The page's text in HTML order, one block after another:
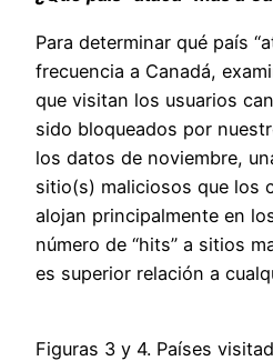
Para determinar qué país
frecuencia a Canadá,
que visitan los usuarios
sido bloqueados por
los datos de noviembre,
sitio(s) maliciosos que los
alojan principalmente en
número de “hits” a sitios
es superior relación a
Figuras 3 y 4. Países